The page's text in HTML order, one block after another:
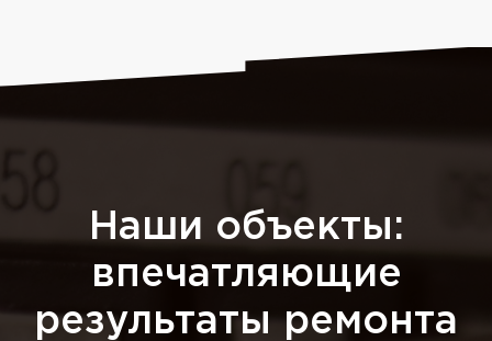
Наши объекты:
впечатляющие
результаты ремонта